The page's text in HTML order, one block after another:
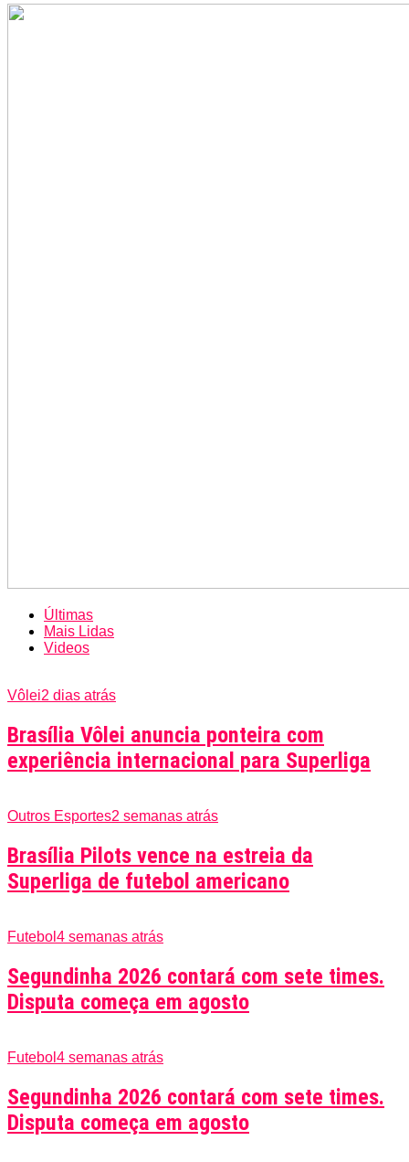
Últimas
Mais Lidas
Videos
Vôlei2 dias atrás
Brasília Vôlei anuncia ponteira com
experiência internacional para Superliga
Outros Esportes2 semanas atrás
Brasília Pilots vence na estreia da
Superliga de futebol americano
Futebol 4 semanas atrás
Segundinha 2026 contará com sete times.
Disputa começa em agosto
Futebol 4 semanas atrás
Segundinha 2026 contará com sete times.
Disputa começa em agosto